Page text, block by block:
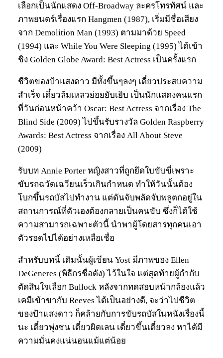
เลือกเป็นนักแสดง Off-Broadway ละครโทรทัศน์ และ
ภาพยนตร์เรื่องแรก Hangmen (1987), เริ่มมีชื่อเสียง
จาก Demolition Man (1993) ตามมาด้วย Speed
(1994) และ While You Were Sleeping (1995) ได้เข้า
ชิง Golden Globe Award: Best Actress เป็นครั้งแรก
ชีวิตของป้าแสงดาว มีทั้งขึ้นๆลงๆ เดี๋ยวประสบความ
สำเร็จ เดี๋ยวล้มเหลวย่อยยับเยิบ เป็นนักแสดงคนแรก
ที่วันก่อนหน้าคว้า Oscar: Best Actress จากเรื่อง The
Blind Side (2009) ไปขึ้นรับรางวัล Golden Raspberry
Awards: Best Actress จากเรื่อง All About Steve
(2009)
รับบท Annie Porter หญิงสาวที่ถูกยึดใบขับขี่เพราะ
ขับรถฉวัดเฉวียนเร็วเกินกำหนด ทำให้วันนั้นต้อง
โบกขึ้นรถบัสไปทำงาน แต่ดันจับพลัดจับพลูตกอยู่ใน
สถานการณ์ที่ตัวเองต้องกลายเป็นคนขับ ซึ่งก็ได้ใช้
ความสามารถเฉพาะตัวนี้ นำพาผู้โดยสารทุกคนเอา
ตัวรอดไปได้อย่างเหลือเชื่อ
สำหรับบทนี้ เดิมนั้นผู้เขียน Yost มีภาพของ Ellen
DeGeneres (พิธีกรชื่อดัง) ไว้ในใจ แต่สุดท้ายผู้กำกับ
ตัดสินใจเลือก Bullock หลังจากทดสอบหน้ากล้องแล้ว
เคมีเข้าขากับ Reeves ได้เป็นอย่างดี, จะว่าไปชีวิต
ของป้าแสงดาว ก็คล้ายกับการขับรถบัสในหนังเรื่องนี้
นะ เดี๋ยวพุ่งชน เดี๋ยวผิดเลน เดี๋ยวขึ้นเดี๋ยวลง หาได้มี
ความมั่นคงแน่นอนแม้แต่น้อย